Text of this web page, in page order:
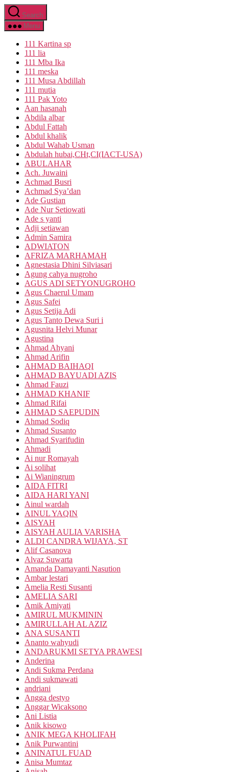
Skip
to
the
Search
Menu
111 Kartina sp
111 lia
111 Mba Ika
111 meska
111 Musa Abdillah
111 mutia
111 Pak Yoto
Aan hasanah
Abdila albar
Abdul Fattah
Abdul khalik
Abdul Wahab Usman
Abdulah hubai,CHt,CI(IACT-USA)
ABULAHAR
Ach. Juwaini
Achmad Busri
Achmad Sya’dan
Ade Gustian
Ade Nur Setiowati
Ade s yanti
Adji setiawan
Admin Samira
ADWIATON
AFRIZA MARHAMAH
Agnestasia Dhini Silviasari
Agung cahya nugroho
AGUS ADI SETYONUGROHO
Agus Chaerul Umam
Agus Safei
Agus Setija Adi
Agus Tanto Dewa Suri i
Agusnita Helvi Munar
Agustina
Ahmad Ahyani
Ahmad Arifin
AHMAD BAIHAQI
AHMAD BAYUADI AZIS
Ahmad Fauzi
AHMAD KHANIF
Ahmad Rifai
AHMAD SAEPUDIN
Ahmad Sodiq
Ahmad Susanto
Ahmad Syarifudin
Ahmadi
Ai nur Romayah
Ai solihat
Ai Wianingrum
AIDA FITRI
AIDA HARI YANI
Ainul wardah
AINUL YAQIN
AISYAH
AISYAH AULIA VARISHA
ALDI CANDRA WIJAYA, ST
Alif Casanova
Alvaz Suwarta
Amanda Damayanti Nasution
Ambar lestari
Amelia Resti Susanti
AMELIA SARI
Amik Amiyati
AMIRUL MUKMININ
AMIRULLAH AL AZIZ
ANA SUSANTI
Ananto wahyudi
ANDARUKMI SETYA PRAWESI
Anderina
Andi Sukma Perdana
Andi sukmawati
andriani
Angga destyo
Anggar Wicaksono
Ani Listia
Anik kisowo
ANIK MEGA KHOLIFAH
Anik Purwantini
ANINATUL FUAD
Anisa Mumtaz